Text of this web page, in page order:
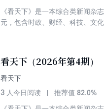
《看天下》是一本综合类新闻杂
元，包含时政、财经、科技、文
看天下（2026年第4期）
看天下
3 人今日阅读 推荐值 82.0%